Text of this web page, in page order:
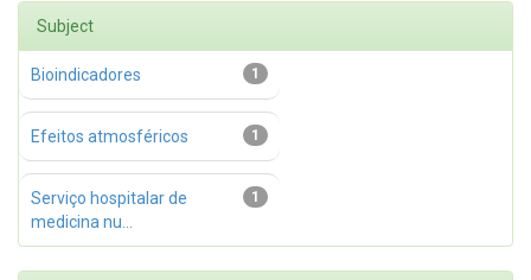
Subject
1
Bioindicadores
1
Efeitos atmosféricos
1
Serviço hospitalar de
medicina nu...